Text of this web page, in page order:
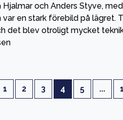
och Anders Styve,
var en stark förebild på lägret.
det blev otroligt mycket
1 2 3 4 5 ...